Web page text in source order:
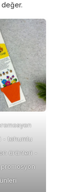
değer.
- tohumlu
ürünleri -